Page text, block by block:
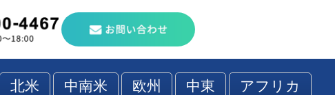
北米 中南米 欧州 中東 アフリカ